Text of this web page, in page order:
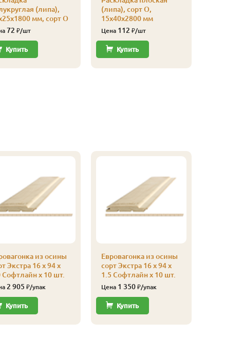
(липа),
мм, сорт О
72 ₽/шт
Купить
(липа), сорт О,
15х40х2800 мм
Цена 112 ₽/шт
Купить
из осины
Экстра 16 x 94 x
Софтлайн x 10 шт.
2 905 ₽/упак
Купить
Евровагонка из осины
сорт Экстра 16 x 94 x
1.5 Софтлайн x 10 шт.
Цена 1 350₽/упак
Купить